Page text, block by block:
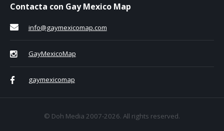
Contacta con Gay Mexico Map
info@gaymexicomap.com
GayMexicoMap
gaymexicomap
© Doh Media 2007-2026. All rights reserved.